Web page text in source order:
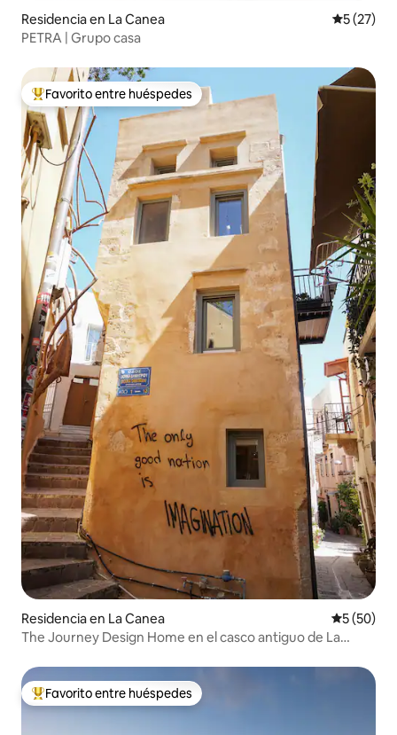
Residencia en La Canea
5 (27)
PETRA | Grupo casa
De los mejores en Favorito entre huéspedes
Favorito entre huéspedes
Residencia en La Canea
5 (50)
The Journey Design Home en el casco antiguo de La
De los mejores en Favorito entre huéspedes
Favorito entre huéspedes